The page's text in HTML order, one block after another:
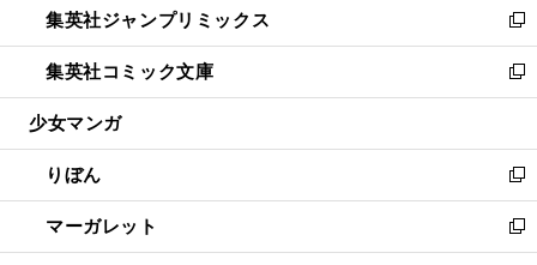
く
で
開
く
ド
ウ
で
開
ィ
ン
ド
ウ
開
く
い
ウ
ィ
ン
ウ
で
開
く
集英社ジャンプリミックス
新
し
い
ウ
ン
ド
ウ
で
開
集英社コミック文庫
新
し
ウ
ィ
ン
ド
ウ
少女マンガ
りぼん
新
し
い
ウ
マーガレット
新
し